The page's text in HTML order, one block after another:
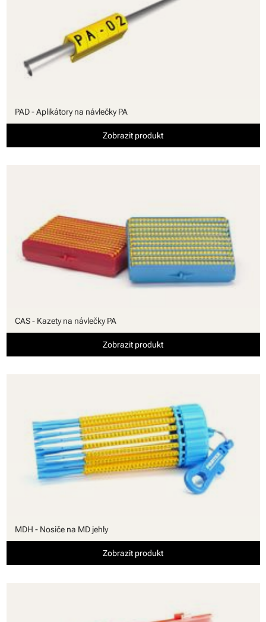
PAD - Aplikátory na návlečky PA
Zobrazit produkt
CAS - Kazety na návlečky PA
Zobrazit produkt
MDH - Nosiče na MD jehly
Zobrazit produkt